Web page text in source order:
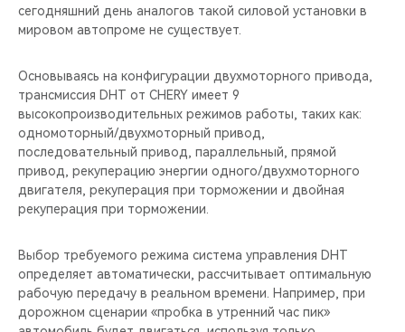
сегодняшний день аналогов такой силовой установки в
мировом автопроме не существует.
Основываясь на конфигурации двухмоторного привода,
трансмиссия DHT от CHERY имеет 9
высокопроизводительных режимов работы, таких как:
одномоторный/двухмоторный привод,
последовательный привод, параллельный, прямой
привод, рекуперацию энергии одного/двухмоторного
двигателя, рекуперация при торможении и двойная
рекуперация при торможении.
Выбор требуемого режима система управления DHT
определяет автоматически, рассчитывает оптимальную
рабочую передачу в реальном времени. Например, при
дорожном сценарии «пробка в утренний час пик»